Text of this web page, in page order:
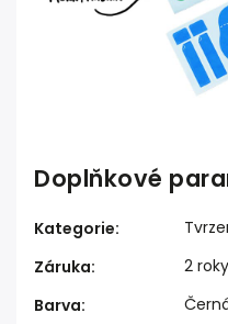
Doplňkové
Kategorie:
Záruka:
2 roky
Barva: